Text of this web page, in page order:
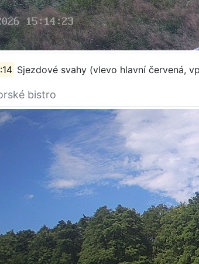
Sjezdové svahy (vlevo hlavní červená,
bistro